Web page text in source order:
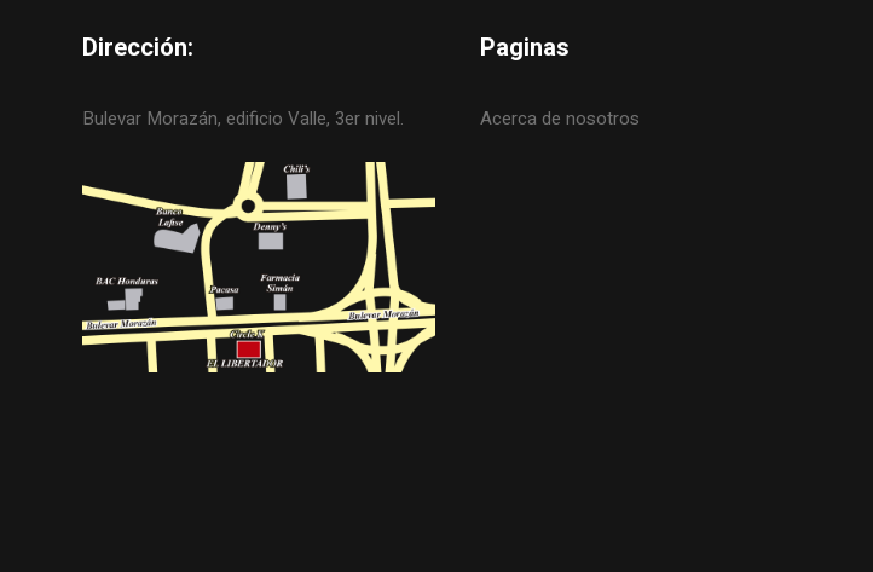
Dirección:
Bulevar Morazán, edificio Valle, 3er nivel.
Paginas
Acerca de nosotros